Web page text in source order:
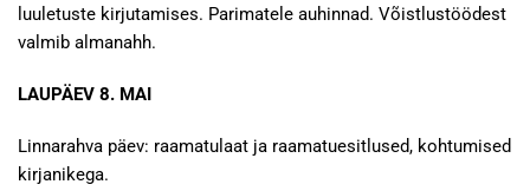
luuletuste kirjutamises. Parimatele auhinnad. Võistlustöödest
valmib almanahh.
LAUPÄEV 8. MAI
Linnarahva päev: raamatulaat ja raamatuesitlused, kohtumised
kirjanikega.